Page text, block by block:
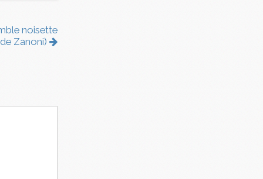
noisette
Zanoni)